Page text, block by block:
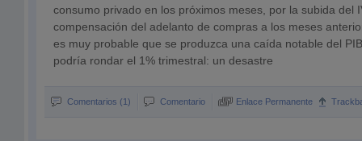
consumo privado en los próximos meses, por la subida del
compensación del adelanto de compras a los meses
es muy probable que se produzca una caída notable del
podría rondar el 1% trimestral: un desastre
Comentarios (1) Comentario Enlace Permanente